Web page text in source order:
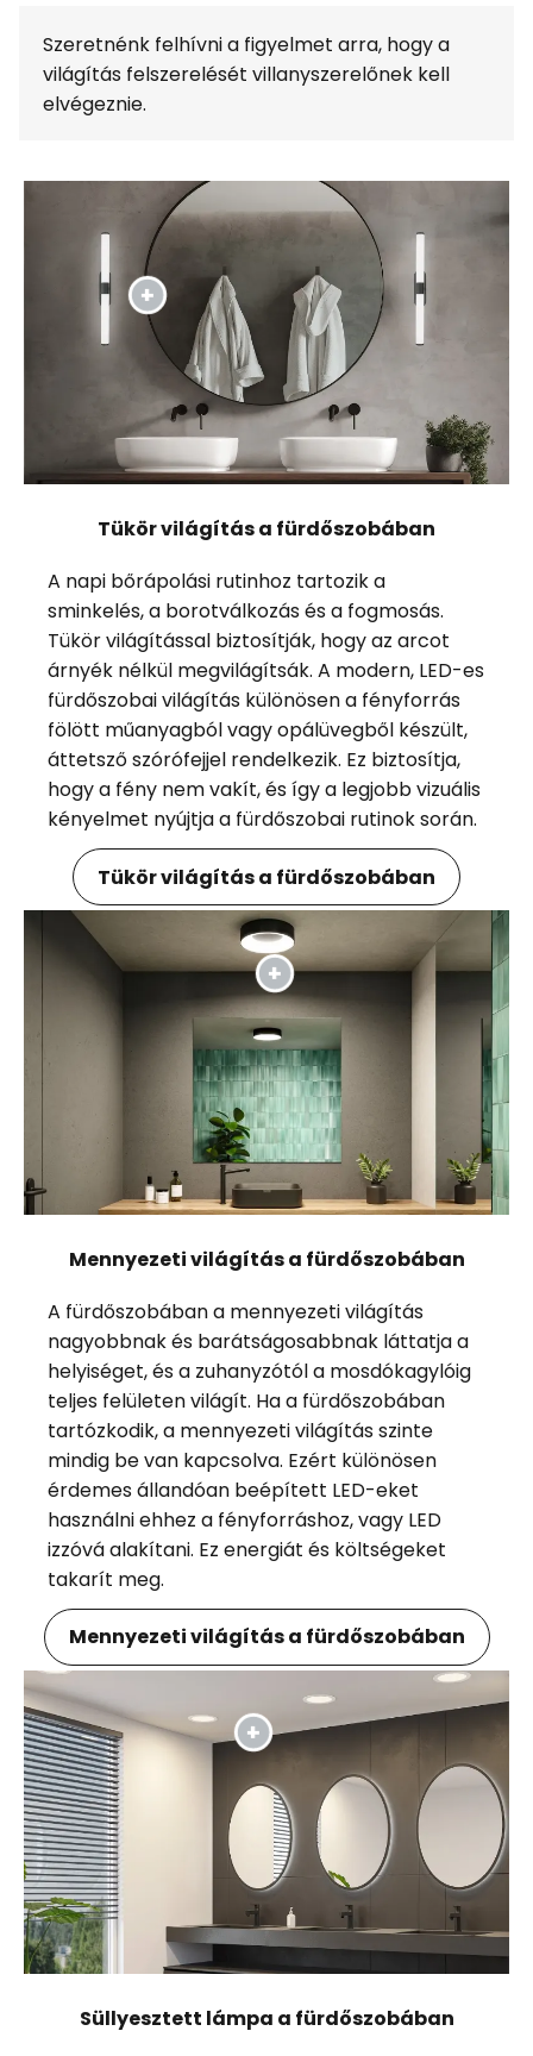
Szeretnénk felhívni a figyelmet arra, hogy a
világítás felszerelését villanyszerelőnek kell
elvégeznie.
Tükör világítás a fürdőszobában
A napi bőrápolási rutinhoz tartozik a
sminkelés, a borotválkozás és a fogmosás.
Tükör világítással biztosítják, hogy az arcot
árnyék nélkül megvilágítsák. A modern, LED-es
fürdőszobai világítás különösen a fényforrás
fölött műanyagból vagy opálüvegből készült,
áttetsző szórófejjel rendelkezik. Ez biztosítja,
hogy a fény nem vakít, és így a legjobb vizuális
kényelmet nyújtja a fürdőszobai rutinok során.
Tükör világítás a fürdőszobában
Mennyezeti világítás a fürdőszobában
A fürdőszobában a mennyezeti világítás
nagyobbnak és barátságosabbnak láttatja a
helyiséget, és a zuhanyzótól a mosdókagylóig
teljes felületen világít. Ha a fürdőszobában
tartózkodik, a mennyezeti világítás szinte
mindig be van kapcsolva. Ezért különösen
érdemes állandóan beépített LED-eket
használni ehhez a fényforráshoz, vagy LED
izzóvá alakítani. Ez energiát és költségeket
takarít meg.
Mennyezeti világítás a fürdőszobában
Süllyesztett lámpa a fürdőszobában